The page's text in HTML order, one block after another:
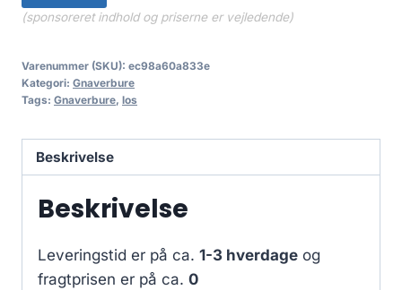
(sponsoreret indhold og priserne er vejledende)
Varenummer (SKU): ec98a60a833e
Kategori: Gnaverbure
Tags: Gnaverbure, los
Beskrivelse
Beskrivelse
Leveringstid er på ca. 1-3 hverdage og
fragtprisen er på ca. 0